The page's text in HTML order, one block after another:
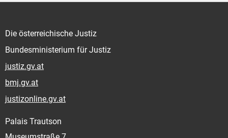
Die österreichische Justiz
Bundesministerium für Justiz
justiz.gv.at
bmj.gv.at
justizonline.gv.at
Palais Trautson